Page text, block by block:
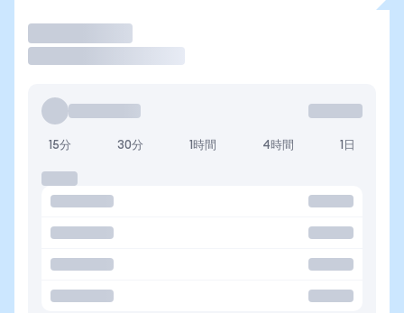
15分 30分 1時間 4時間 1日